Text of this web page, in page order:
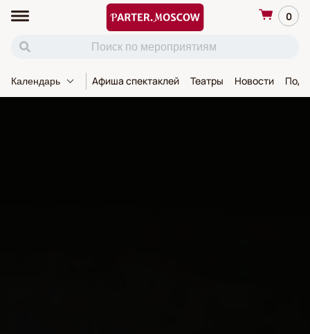
0
Календарь Афиша спектаклей Театры Новости